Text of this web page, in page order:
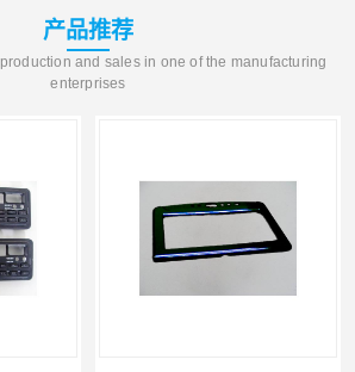
产品推荐
and sales in one of the manufacturing
enterprises